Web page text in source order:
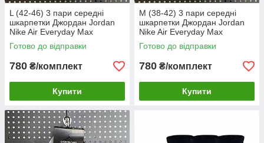
L (42-46) 3 пари середні
шкарпетки Джордан Jordan
Nike Air Everyday Max
спортивні шкарпетки L (42-
46)
Готово до відправки
780 ₴/комплект
Купити
M (38-42) 3 пари середні
шкарпетки Джордан Jordan
Nike Air Everyday Max
спортивні шкарпетки M (38-
42)
Готово до відправки
780 ₴/комплект
Купити